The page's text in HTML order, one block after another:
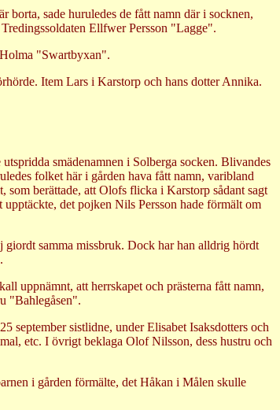
borta, sade huruledes de fått namn där i socknen,
Ellfwer Persson "Lagge".
"Swartbyxan".
Item Lars i Karstorp och hans dotter Annika.
smädenamnen i Solberga socken. Blivandes
folket här i gården hava fått namn, varibland
berättade, att Olofs flicka i Karstorp sådant sagt
det pojken Nils Persson hade förmält om
samma missbruk. Dock har han alldrig hördt
uppnämnt, att herrskapet och prästerna fått namn,
"Bahlegåsen".
september sistlidne, under Elisabet Isaksdotters och
etc. I övrigt beklaga Olof Nilsson, dess hustru och
i gården förmälte, det Håkan i Målen skulle